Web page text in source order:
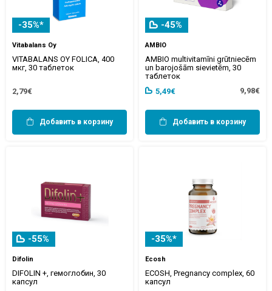
-35%*
Vitabalans Oy
VITABALANS OY FOLICA, 400
мкг, 30 таблеток
2,79€
Добавить в корзину
-45%
AMBIO
AMBIO multivitamīni grūtniecēm
un barojošām sievietēm, 30
таблеток
5,49€
9,98€
Добавить в корзину
-55%
Difolin
DIFOLIN +, гемоглобин, 30
капсул
-35%*
Ecosh
ECOSH, Pregnancy complex, 60
капсул